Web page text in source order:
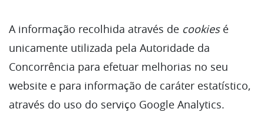
A informação recolhida através de cookiesé
unicamente utilizada pela Autoridade da
Concorrência para efetuar melhorias no seu
website e para informação de caráter estatístico,
através do uso do serviço Google Analytics.